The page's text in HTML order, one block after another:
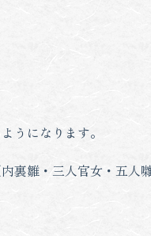
うになります。
裏雛・三人官女・五人